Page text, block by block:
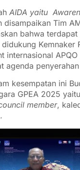
AIDA yaitu
disampaikan Tim
bahwa
didukung
internasional
agenda
kesempatan ini
GPEA 2025
member,
.